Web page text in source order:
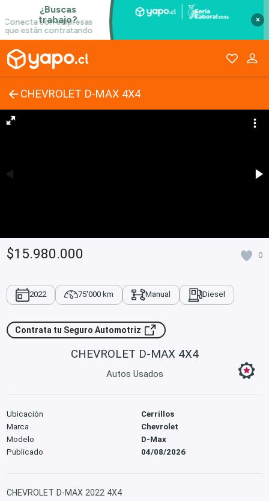
×
CHEVROLET D-MAX 4X4
$15.980.000 0
2022 75'000 km Manual Diesel
Contrata tu Seguro Automotriz
CHEVROLET D-MAX 4X4
Autos Usados
Ubicación
Cerrillos
Marca
Chevrolet
Modelo
D-Max
Publicado
04/08/2026
CHEVROLET D-MAX 2022 4X4